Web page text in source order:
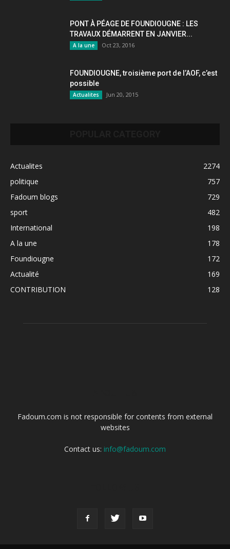
PONT À PÉAGE DE FOUNDIOUGNE : LES
TRAVAUX DÉMARRENT EN JANVIER...
A la une Oct 23, 2016
FOUNDIOUGNE, troisième port de l’AOF, c’est
possible
Actualites Jun 20, 2015
Actualites
2274
politique
757
Fadoum blogs
729
sport
482
International
198
A la une
178
Foundiougne
172
Actualité
169
CONTRIBUTION
128
Fadoum.com is not responsible for contents from external
websites
Contact us: info@fadoum.com